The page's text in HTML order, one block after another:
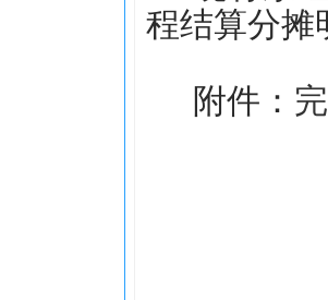
程结算分摊
附件：